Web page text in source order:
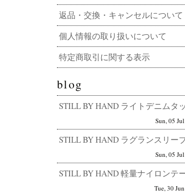
返品・交換・キャンセルについて
個人情報の取り扱いについて
特定商取引に関する表示
blog
Sun, 05
Sun, 05
Tue, 30